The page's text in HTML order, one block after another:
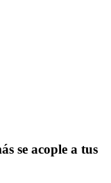
se acople a tus